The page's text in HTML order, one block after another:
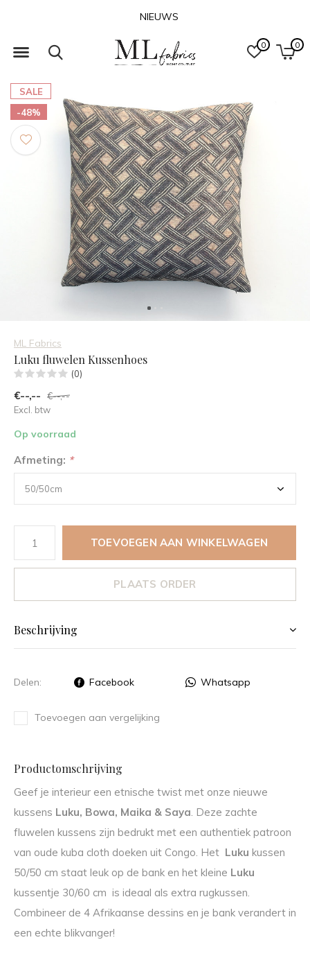
0 0
NIEUWS
SALE
-48%
ML Fabrics
Luku fluwelen Kussenhoes
(0)
€--,--
€--,--
Excl. btw
Op voorraad
Afmeting: *
TOEVOEGEN AAN WINKELWAGEN
PLAATS ORDER
Beschrijving
Delen: Facebook Whatsapp
Toevoegen aan vergelijking
Productomschrijving
Geef je interieur een etnische twist met onze nieuwe
kussens Luku, Bowa, Maika & Saya. Deze zachte
fluwelen kussens zijn bedrukt met een authentiek patroon
van oude kuba cloth doeken uit Congo. Het Luku kussen
50/50 cm staat leuk op de bank en het kleine Luku
kussentje 30/60 cm is ideaal als extra rugkussen.
Combineer de 4 Afrikaanse dessins en je bank verandert in
een echte blikvanger!